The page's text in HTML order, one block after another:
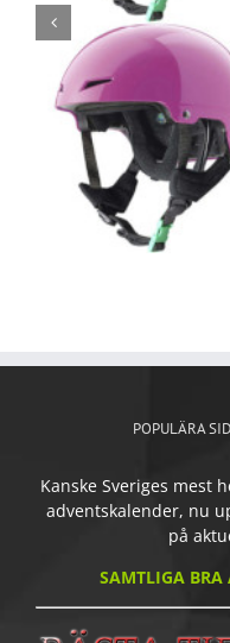
POPULÄRA
Kanske Sveriges mest
adventskalender, nu
på
SAMTLIGA BRA